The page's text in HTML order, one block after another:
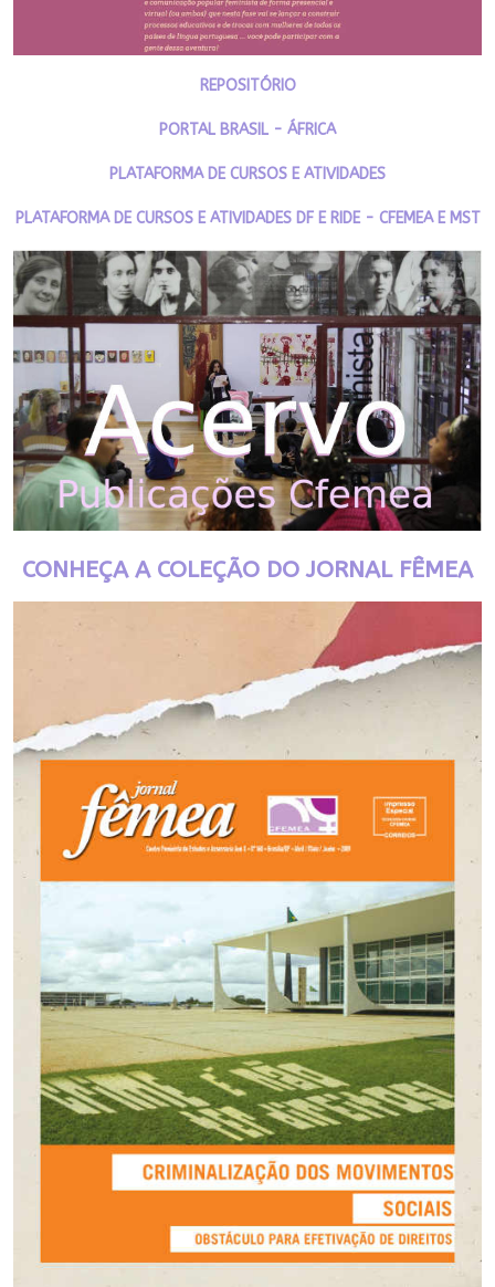
REPOSITÓRIO
PORTAL BRASIL - ÁFRICA
PLATAFORMA DE CURSOS E ATIVIDADES
PLATAFORMA DE CURSOS E ATIVIDADES DF E RIDE - CFEMEA E MST
CONHEÇA A COLEÇÃO DO JORNAL FÊMEA